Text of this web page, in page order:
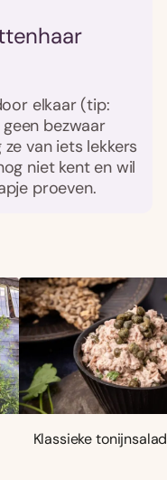
elkaar (tip:
bezwaar
van iets lekkers
niet kent en wil
proeven.
Klassieke